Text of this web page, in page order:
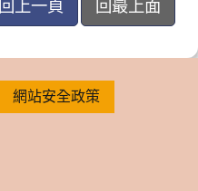
回上一頁 回最上面
網站安全政策